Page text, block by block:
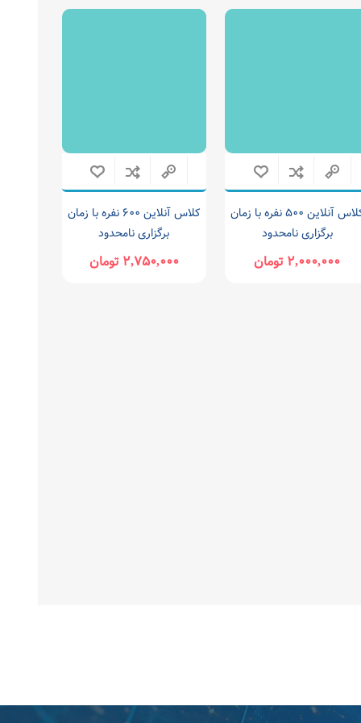
کلاس آنلاین ۵۰۰ نفره با زمان
برگزاری نامحدود
۲,۰۰۰,۰۰۰ تومان
کلاس آنلاین ۶۰۰ نفره با زمان
برگزاری نامحدود
۲,۷۵۰,۰۰۰ تومان